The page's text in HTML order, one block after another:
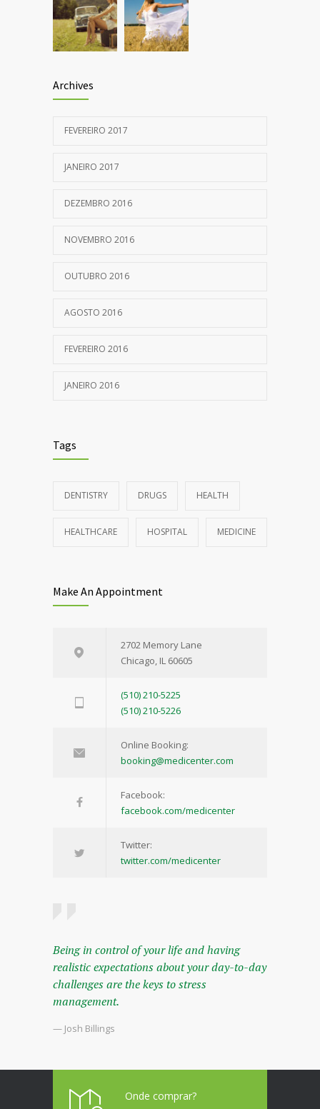
Archives
FEVEREIRO 2017
JANEIRO 2017
DEZEMBRO 2016
NOVEMBRO 2016
OUTUBRO 2016
AGOSTO 2016
FEVEREIRO 2016
JANEIRO 2016
Tags
DENTISTRY DRUGS HEALTH
HEALTHCARE HOSPITAL MEDICINE
Make An Appointment
2702 Memory Lane
Chicago, IL 60605
(510) 210-5225
(510) 210-5226
Online Booking:
booking@medicenter.com
Facebook:
facebook.com/medicenter
Twitter:
twitter.com/medicenter
Being in control of your life and having
realistic expectations about your day-to-day
challenges are the keys to stress
management.
— Josh Billings
Onde comprar?